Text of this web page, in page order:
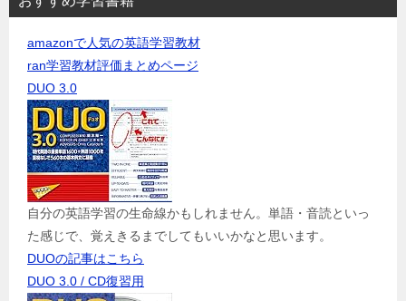
amazonで人気の英語学習教材
ran学習教材評価まとめページ
DUO 3.0
自分の英語学習の生命線かもしれません。単語・音読といっ
た感じで、覚えきるまでしてもいいかなと思います。
DUOの記事はこちら
DUO 3.0 / CD復習用